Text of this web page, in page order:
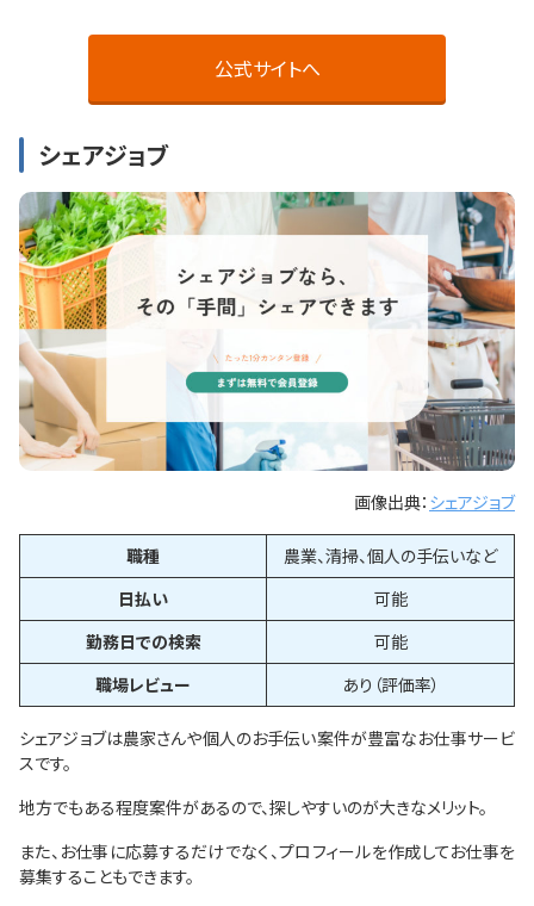
公式サイトへ
シェアジョブ
画像出典： シェアジョブ
職種
農業、清掃、個人の手伝いなど
日払い
可能
勤務日での検索
可能
職場レビュー
あり（評価率）
シェアジョブは農家さんや個人のお手伝い案件が豊富なお仕事サービ
スです。
地方でもある程度案件があるので、探しやすいのが大きなメリット。
また、お仕事に応募するだけでなく、プロフィールを作成してお仕事を
募集することもできます。